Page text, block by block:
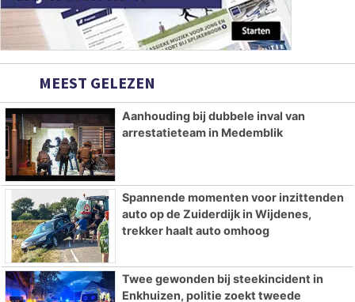
MEEST GELEZEN
Aanhouding bij dubbele inval van
arrestatieteam in Medemblik
Spannende momenten voor inzittenden
auto op de Zuiderdijk in Wijdenes,
trekker haalt auto omhoog
Twee gewonden bij steekincident in
Enkhuizen, politie zoekt tweede